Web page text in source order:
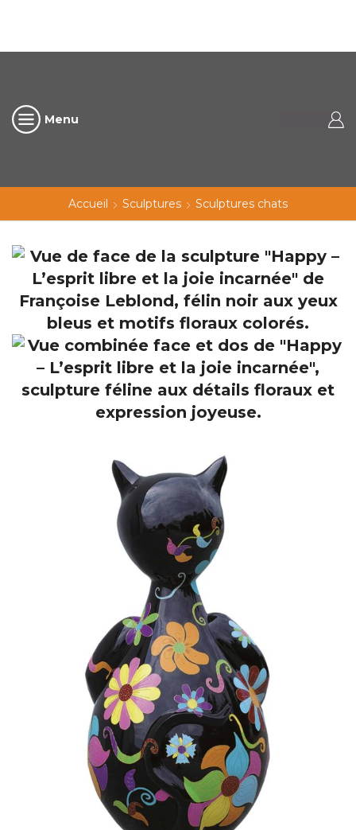
Menu
Accueil Sculptures Sculptures chats